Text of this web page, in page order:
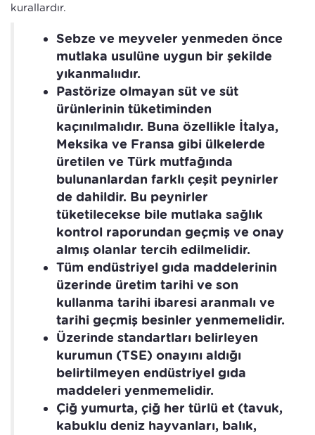
kurallardır.
Sebze ve meyveler yenmeden önce
mutlaka usulüne uygun bir şekilde
yıkanmalııdır.
Pastörize olmayan süt ve süt
ürünlerinin tüketiminden
kaçınılmalıdır. Buna özellikle İtalya,
Meksika ve Fransa gibi ülkelerde
üretilen ve Türk mutfağında
bulunanlardan farklı çeşit peynirler
de dahildir. Bu peynirler
tüketilecekse bile mutlaka sağlık
kontrol raporundan geçmiş ve onay
almış olanlar tercih edilmelidir.
Tüm endüstriyel gıda maddelerinin
üzerinde üretim tarihi ve son
kullanma tarihi ibaresi aranmalı ve
tarihi geçmiş besinler yenmemelidir.
Üzerinde standartları belirleyen
kurumun (TSE) onayını aldığı
belirtilmeyen endüstriyel gıda
maddeleri yenmemelidir.
Çiğ yumurta, çiğ her türlü et (tavuk,
kabuklu deniz hayvanları, balık,